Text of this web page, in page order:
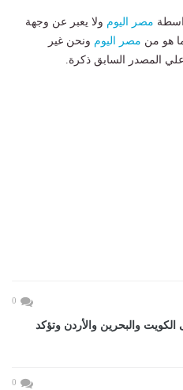
مصر اليوم ولا يعبر عن وجهة
هو من مصر اليوم ونحن غير
المصدر السابق ذكرة.
0
والبحرين والأردن وتؤكد
0